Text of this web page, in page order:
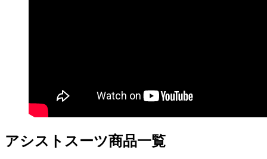
アシストスーツ商品一覧